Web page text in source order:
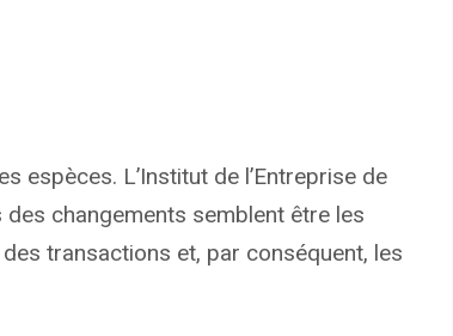
espèces. L’Institut de l’Entreprise de
changements semblent être les
transactions et, par conséquent, les